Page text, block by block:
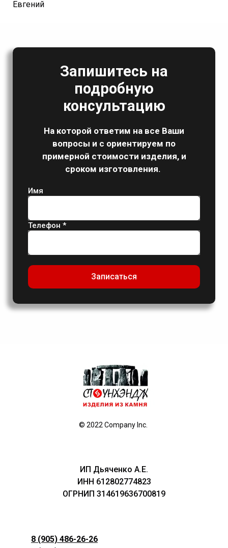
Евгений
Запишитесь на
подробную
консультацию
На которой ответим на все Ваши
вопросы и с ориентируем по
примерной стоимости изделия, и
сроком изготовления.
Имя
Телефон *
Записаться
© 2022 Company Inc.
ИП Дьяченко А.Е.
ИНН 612802774823
ОГРНИП 314619636700819
8 (905) 486-26-26